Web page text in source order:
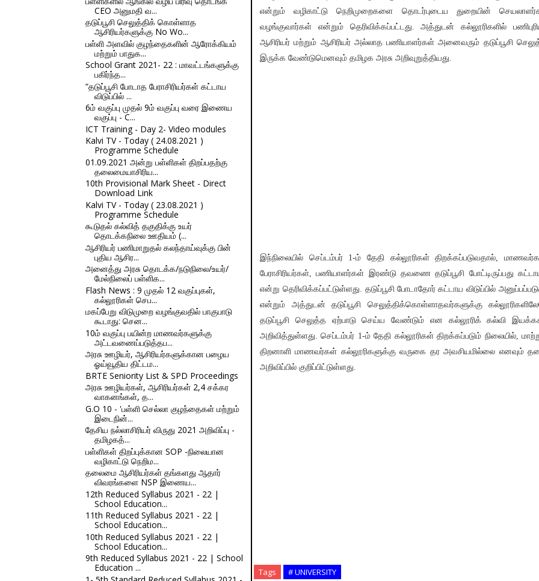
CEO அனுமதி வ...
தடுப்பூசி செலுத்திக் கொள்ளாத
ஆசிரியர்களுக்கு No Wo...
பள்ளி அளவில் குழந்தைகளின் ஆரோக்கியம்
மற்றும் பாதுக...
School Grant 2021- 22 : மாவட்டங்களுக்கு
பகிர்ந்த...
“தடுப்பூசி போடாத பேராசிரியர்கள் கட்டாய
விடுப்பில் ...
6ம் வகுப்பு முதல் 9ம் வகுப்பு வரை இணைய
வகுப்பு - C...
ICT Training - Day 2- Video modules
Kalvi TV - Today ( 24.08.2021 )
Programme Schedule
01.09.2021 அன்று பள்ளிகள் திறப்பதற்கு
தலைமையாசிரிய...
10th Provisional Mark Sheet - Direct
Download Link
Kalvi TV - Today ( 23.08.2021 )
Programme Schedule
கூடுதல் கல்வித் தகுதிக்கு உயர்
தொடக்கநிலை ஊதியம் (...
ஆசிரியர் பணிமாறுதல் கலந்தாய்வுக்கு பின்
புதிய ஆசிர...
அனைத்து அரசு தொடக்க/நடுநிலை/உயர்/
மேல்நிலைப் பள்ளிக...
Flash News : 9 முதல் 12 வகுப்புகள்,
கல்லூரிகள் செப...
மகப்பேறு விடுமுறை வழங்குவதில் பாகுபாடு
கூடாது: சென...
10ம் வகுப்பு பயின்ற மாணவர்களுக்கு
அட்டவணைப்படுத்தப...
அரசு ஊழியர், ஆசிரியர்களுக்கான பழைய
ஓய்வூதிய திட்டம...
BRTE Seniority List & SPD Proceedings
அரசு ஊழியர்கள், ஆசிரியர்கள் 2,4 சக்கர
வாகனங்கள், த...
G.O 10 - 'பள்ளி செல்லா குழந்தைகள் மற்றும்
இடைநின்...
தேசிய நல்லாசிரியர் விருது 2021 அறிவிப்பு -
தமிழகத்...
பள்ளிகள் திறப்புக்கான SOP -நிலையான
வழிகாட்டு நெறிம...
தலைமை ஆசிரியர்கள் தங்களது ஆதார்
விவரங்களை NSP இணைய...
12th Reduced Syllabus 2021 - 22 |
School Education...
11th Reduced Syllabus 2021 - 22 |
School Education...
10th Reduced Syllabus 2021 - 22 |
School Education...
9th Reduced Syllabus 2021 - 22 | School
Education ...
என்றும் வழிகாட்டு நெறிமுறைகளை தொடர்புடைய துறையின்
வழங்குவார்கள் என்றும் தெரிவிக்கப்பட்டது. அத்துடன் கல்லூரிகளில்
ஆசிரியர் மற்றும் ஆசிரியர் அல்லாத பணியாளர்கள் அனைவரும் தடுப்பூசி
இருக்க வேண்டுமெனவும் தமிழக அரசு அறிவுறுத்தியது.
இந்நிலையில் செப்டம்பர் 1-ம் தேதி கல்லூரிகள் திறக்கப்படுவதால்,
பேராசிரியர்கள், பணியாளர்கள் இரண்டு தவணை தடுப்பூசி போட்டிருப்பது
என்று தெரிவிக்கப்பட்டுள்ளது. தடுப்பூசி போடாதோர் கட்டாய விடுப்பில்
என்றும் அத்துடன் தடுப்பூசி செலுத்திக்கொள்ளாதவர்களுக்கு
தடுப்பூசி செலுத்த ஏற்பாடு செய்ய வேண்டும் என கல்லூரிக் கல்வி
அறிவித்துள்ளது. செப்டம்பர் 1-ம் தேதி கல்லூரிகள் திறக்கப்படும் நிலையில்,
திறனாளி மாணவர்கள் கல்லூரிகளுக்கு வருகை தர அவசியமில்லை எனவும்
அறிவிப்பில் குறிப்பிட்டுள்ளது.
Tags # UNIVERSITY